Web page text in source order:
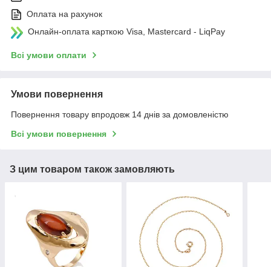
Оплата на рахунок
Онлайн-оплата карткою Visa, Mastercard - LiqPay
Всі умови оплати
Умови повернення
Повернення товару впродовж 14 днів за домовленістю
Всі умови повернення
З цим товаром також замовляють